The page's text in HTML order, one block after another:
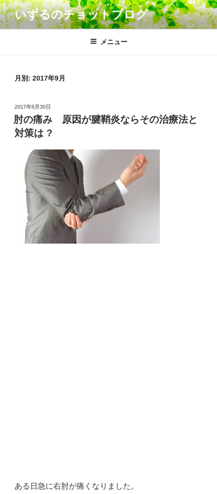
コ
ン
テ
いずるのチョットブログ
メニュー
月別: 2017年9月
投
稿
日:
2017年9月30日
肘の痛み 原因が腱鞘炎ならその治療法と
対策は ?
ある日急に右肘が痛くなりました。